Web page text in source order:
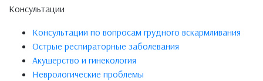
Консультации
Консультации по вопросам грудного вскармливания
Острые респираторные заболевания
Акушерство и гинекология
Неврологические проблемы